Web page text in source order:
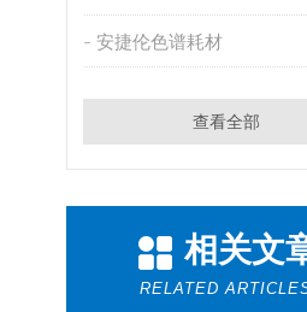
安捷伦色谱耗材
查看全部
相关文
RELATED